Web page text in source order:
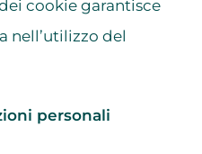
cookie garantisce
nell’utilizzo del
personali